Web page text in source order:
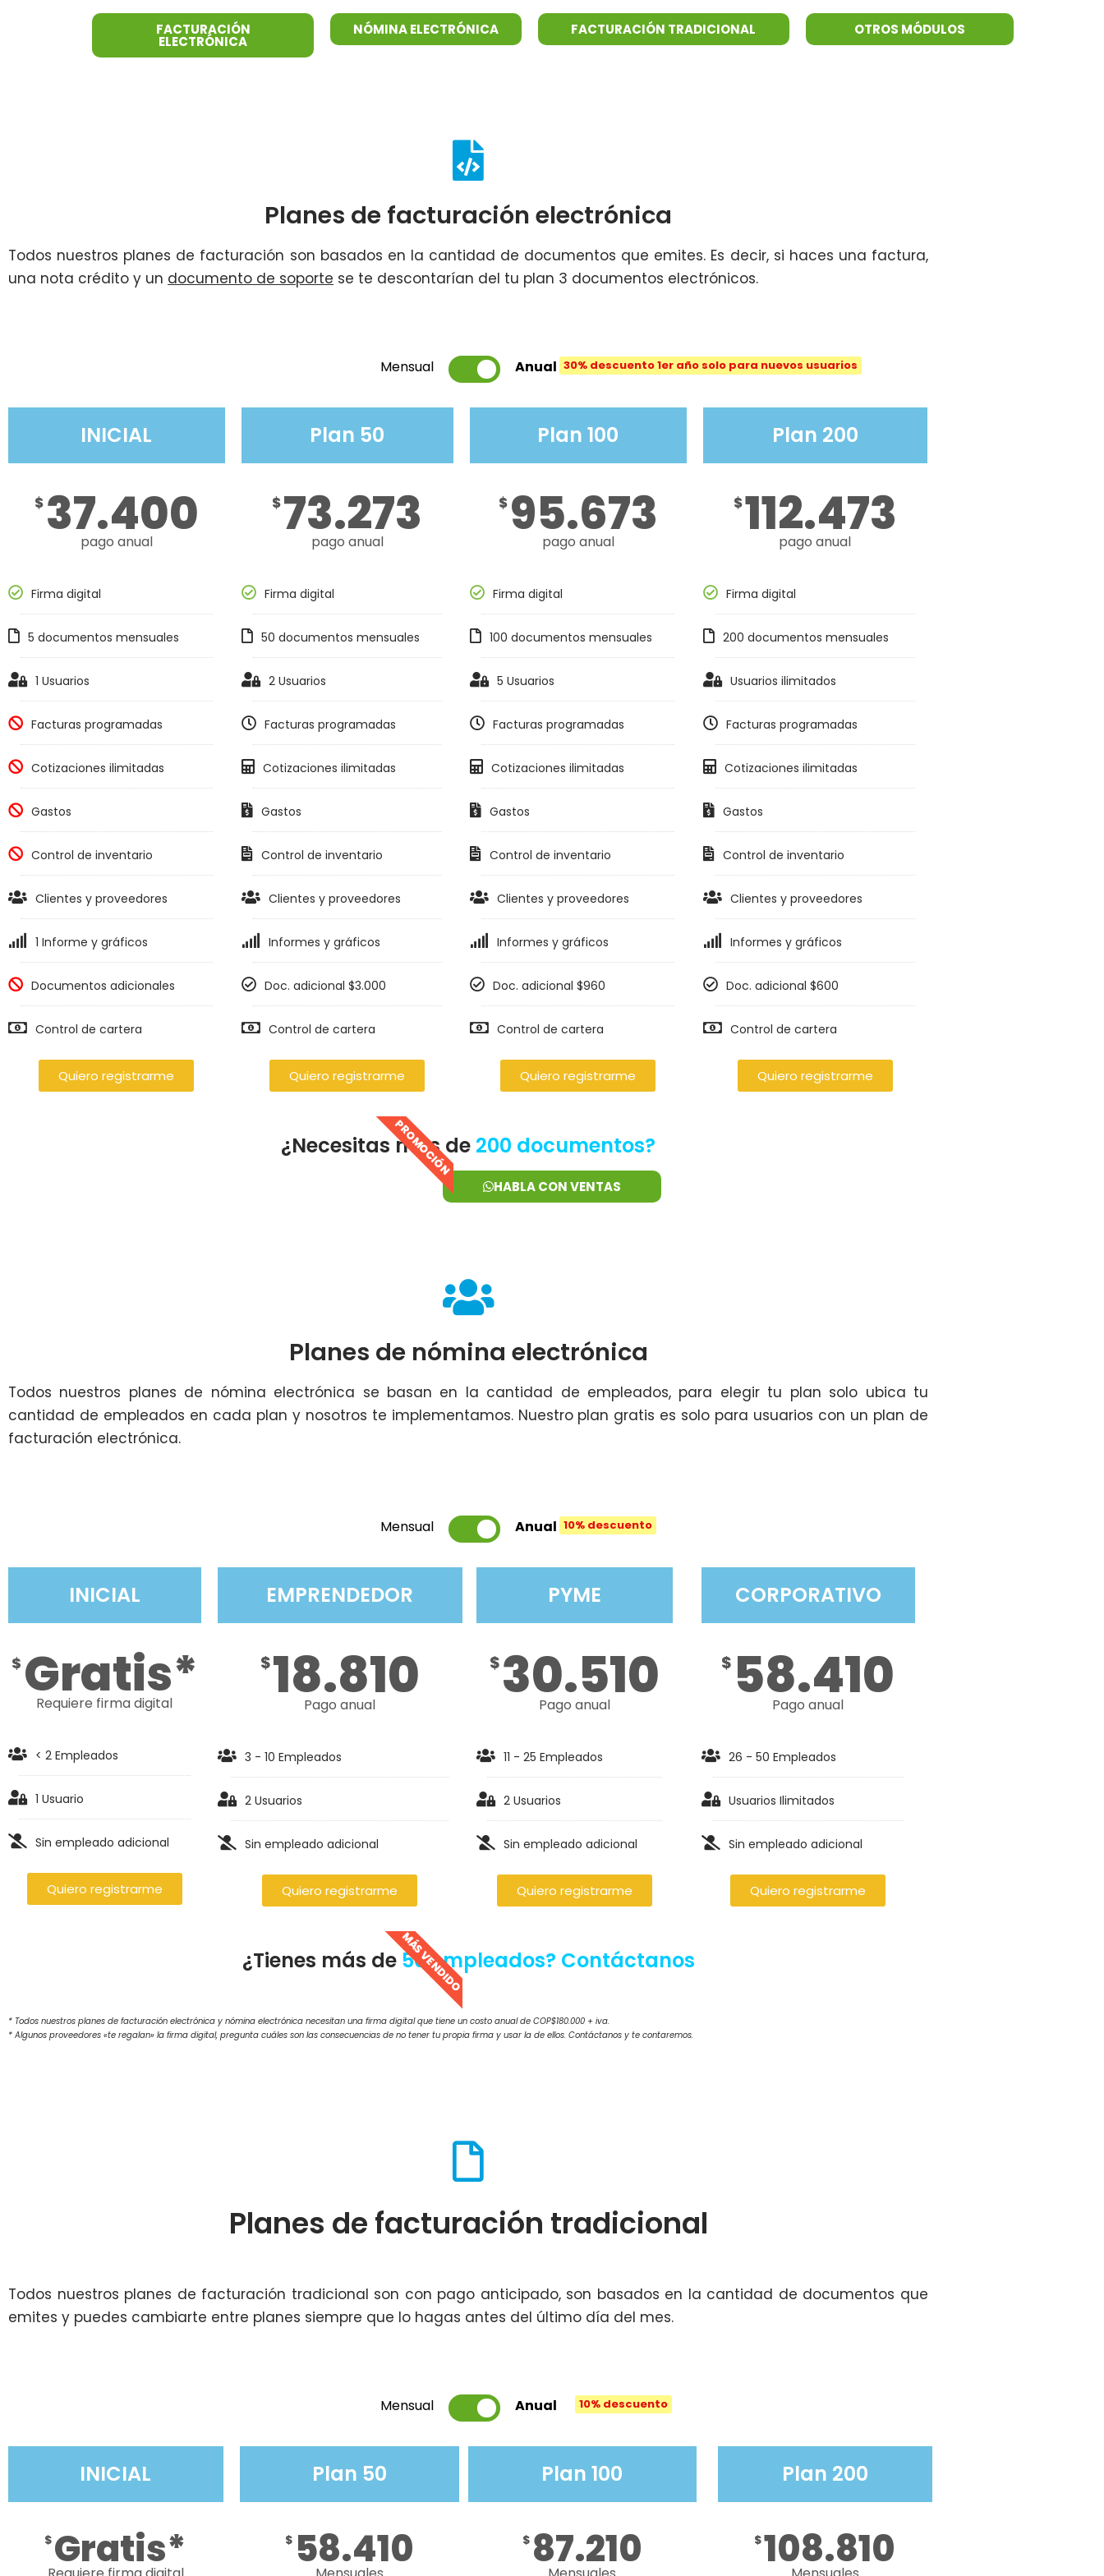
FACTURACIÓN
ELECTRÓNICA
NÓMINA ELECTRÓNICA FACTURACIÓN TRADICIONAL OTROS MÓDULOS
Planes de facturación electrónica
Todos nuestros planes de facturación son basados en la cantidad de documentos que emites. Es decir, si haces una factura,
una nota crédito y un documento de soporte se te descontarían del tu plan 3 documentos electrónicos.
Mensual Anual 30% descuento 1er año solo para nuevos usuarios
INICIAL
$ 37.400
pago anual
Firma digital
5 documentos mensuales
1 Usuarios
Facturas programadas
Cotizaciones ilimitadas
Gastos
Control de inventario
Clientes y proveedores
1 Informe y gráficos
Documentos adicionales
Control de cartera
Quiero registrarme
Plan 50
$73.273
pago anual
Firma digital
50 documentos mensuales
2 Usuarios
Facturas programadas
Cotizaciones ilimitadas
Gastos
Control de inventario
Clientes y proveedores
Informes y gráficos
Doc. adicional $3.000
Control de cartera
Quiero registrarme
PROMOCIÓN
Plan 100
$ 95.673
pago anual
Firma digital
100 documentos mensuales
5 Usuarios
Facturas programadas
Cotizaciones ilimitadas
Gastos
Control de inventario
Clientes y proveedores
Informes y gráficos
Doc. adicional $960
Control de cartera
Quiero registrarme
Plan 200
$112.473
pago anual
Firma digital
200 documentos mensuales
Usuarios ilimitados
Facturas programadas
Cotizaciones ilimitadas
Gastos
Control de inventario
Clientes y proveedores
Informes y gráficos
Doc. adicional $600
Control de cartera
Quiero registrarme
¿Necesitas más de 200 documentos?
HABLA CON VENTAS
Planes de nómina electrónica
Todos nuestros planes de nómina electrónica se basan en la cantidad de empleados, para elegir tu plan solo ubica tu
cantidad de empleados en cada plan y nosotros te implementamos. Nuestro plan gratis es solo para usuarios con un plan de
facturación electrónica.
Mensual Anual 10% descuento
INICIAL
$ Gratis*
Requiere firma digital
< 2 Empleados
1 Usuario
Sin empleado adicional
Quiero registrarme
EMPRENDEDOR
$18.810
Pago anual
3 - 10 Empleados
2 Usuarios
Sin empleado adicional
Quiero registrarme
MÁS VENDIDO
PYME
$ 30.510
Pago anual
11 - 25 Empleados
2 Usuarios
Sin empleado adicional
Quiero registrarme
CORPORATIVO
$ 58.410
Pago anual
26 - 50 Empleados
Usuarios Ilimitados
Sin empleado adicional
Quiero registrarme
¿Tienes más de 50 empleados? Contáctanos
* Todos nuestros planes de facturación electrónica y nómina electrónica necesitan una firma digital que tiene un costo anual de COP$180.000 + iva.
* Algunos proveedores «te regalan» la firma digital, pregunta cuáles son las consecuencias de no tener tu propia firma y usar la de ellos. Contáctanos y te contaremos.
Planes de facturación tradicional
Todos nuestros planes de facturación tradicional son con pago anticipado, son basados en la cantidad de documentos que
emites y puedes cambiarte entre planes siempre que lo hagas antes del último día del mes.
Mensual Anual 10% descuento
INICIAL
$ Gratis*
Plan 50
$ 58.410
Plan 100
$ 87.210
Plan 200
$108.810